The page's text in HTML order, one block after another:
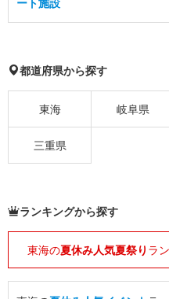
都道府県から探す
東海 岐阜県
三重県
ランキングから探す
東海の夏休み人気夏祭り ラ